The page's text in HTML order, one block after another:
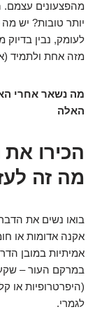
מהפצעונים עצמם.
יותר טובות? יש
לעומק, נבין
מזה אחת ולתמיד
מה נשאר אחרי
האלה
מה זה
בואו נשים את
אקנה אדומות או
אמיתיות במובן
(היפרטרופיות או
לגמרי.